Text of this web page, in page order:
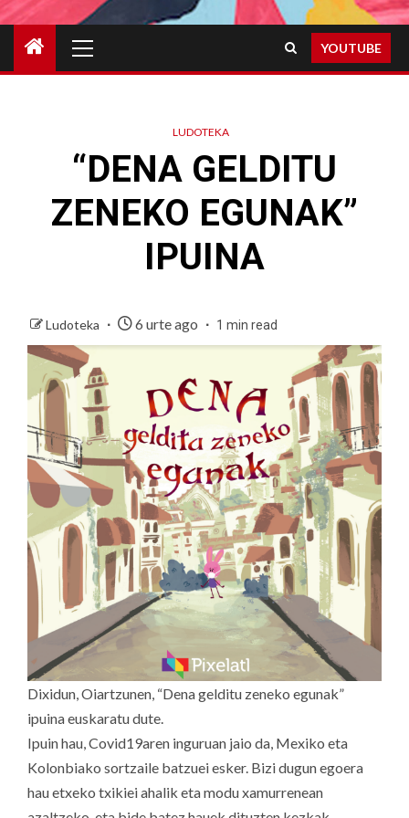
Menu
YOUTUBE
LUDOTEKA
“DENA GELDITU
ZENEKO EGUNAK”
IPUINA
Ludoteka 6 urte ago 1 min read
Dixidun, Oiartzunen, “Dena gelditu zeneko egunak”
ipuina euskaratu dute.
Ipuin hau, Covid19aren inguruan jaio da, Mexiko eta
Kolonbiako sortzaile batzuei esker. Bizi dugun egoera
hau etxeko txikiei ahalik eta modu xamurrenean